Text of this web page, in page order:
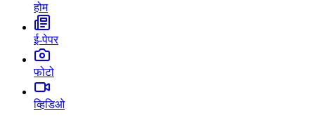
होम
ई-पेपर
फोटो
व्हिडिओ